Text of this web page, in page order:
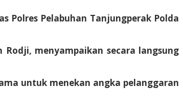
Polres Pelabuhan Tanjungperak Polda
menyampaikan secara langsung
untuk menekan angka pelanggaran